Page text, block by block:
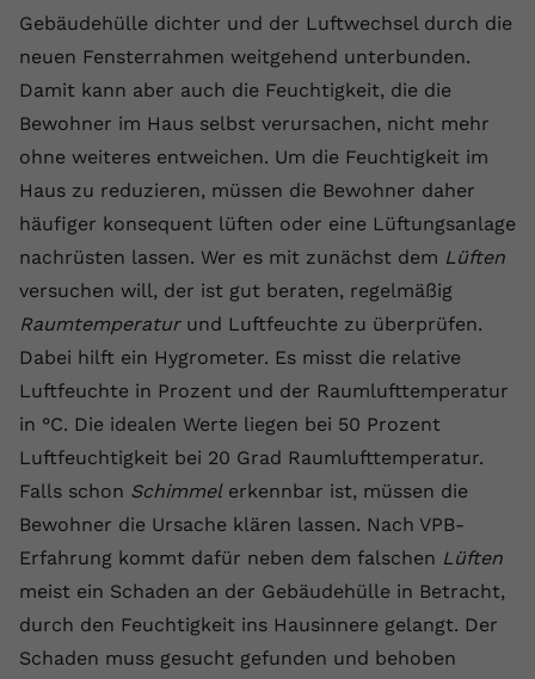
Gebäudehülle dichter und der Luftwechsel durch die
neuen Fensterrahmen weitgehend unterbunden.
Damit kann aber auch die Feuchtigkeit, die die
Bewohner im Haus selbst verursachen, nicht mehr
ohne weiteres entweichen. Um die Feuchtigkeit im
Haus zu reduzieren, müssen die Bewohner daher
häufiger konsequent lüften oder eine Lüftungsanlage
nachrüsten lassen. Wer es mit zunächst dem Lüften
versuchen will, der ist gut beraten, regelmäßig
Raumtemperaturund Luftfeuchte zu überprüfen.
Dabei hilft ein Hygrometer. Es misst die relative
Luftfeuchte in Prozent und der Raumlufttemperatur
in °C. Die idealen Werte liegen bei 50 Prozent
Luftfeuchtigkeit bei 20 Grad Raumlufttemperatur.
Falls schon Schimmelerkennbar ist, müssen die
Bewohner die Ursache klären lassen. Nach VPB-
Erfahrung kommt dafür neben dem falschen Lüften
meist ein Schaden an der Gebäudehülle in Betracht,
durch den Feuchtigkeit ins Hausinnere gelangt. Der
Schaden muss gesucht gefunden und behoben
Zweck
Dieser Wert speichert Ihre Consent-
Einstellungen. Unter anderem eine
historische Speicherung Ihrer
vorgenommen Einstellungen, falls der
Webseiten-Betreiber dies eingestellt
Name fe_typo_user
Anbieter
Laufzeit Session
Zweck
Speicherung von
Benutzereinstellungen zu ermöglichen.
Zweck
wiederzuerkennen und statistische
Informationen zur Nutzung der
Website zu erfassen.
Anbieter Google Ads
Zweck
Wird von Google Ads für das
Conversion-Tracking verwendet, um
Werbeklicks der Nutzung auf unserer
Website zuzuordnen.
Wir verwenden auf unserer Website externe Inhalte,
um Ihnen zusätzliche Informationen anzubieten.
Anbieter vimeo.com
Laufzeit 2 Jahre
Zweck
Vimeo installiert dieses Cookie, um
Tracking-Informationen zu sammeln,
indem es eine eindeutige ID zum
setzt.
Name CONSENT
Anbieter youtube.com
Laufzeit 2 Jahre
YouTube setzt dieses Cookie über